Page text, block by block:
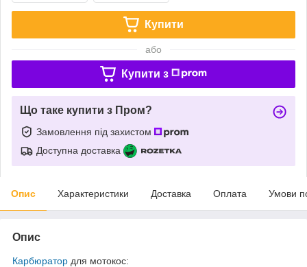
Купити
або
Купити з
Що таке купити з Пром?
Замовлення під захистом
Доступна доставка
Опис Характеристики Доставка Оплата Умови
Опис
Карбюратор для мотокос: